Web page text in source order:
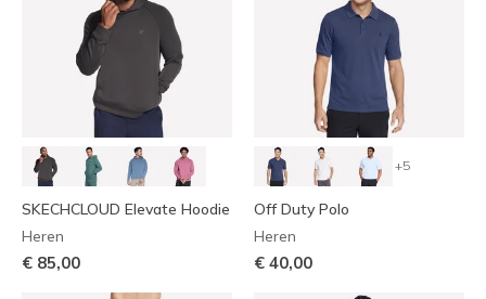
SKECHCLOUD Elevate Hoodie
Heren
€ 85,00
+5
Off Duty Polo
Heren
€ 40,00